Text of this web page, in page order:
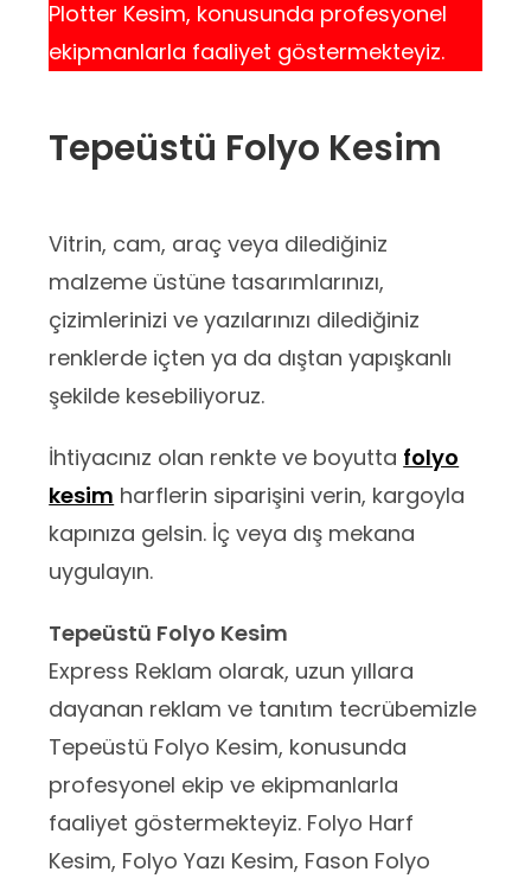
Plotter Kesim, konusunda profesyonel
ekipmanlarla faaliyet göstermekteyiz.
Tepeüstü Folyo Kesim
Vitrin, cam, araç veya dilediğiniz
malzeme üstüne tasarımlarınızı,
çizimlerinizi ve yazılarınızı dilediğiniz
renklerde içten ya da dıştan yapışkanlı
şekilde kesebiliyoruz.
İhtiyacınız olan renkte ve boyutta folyo
kesim harflerin siparişini verin, kargoyla
kapınıza gelsin. İç veya dış mekana
uygulayın.
Tepeüstü Folyo Kesim
Express Reklam olarak, uzun yıllara
dayanan reklam ve tanıtım tecrübemizle
Tepeüstü Folyo Kesim, konusunda
profesyonel ekip ve ekipmanlarla
faaliyet göstermekteyiz. Folyo Harf
Kesim, Folyo Yazı Kesim, Fason Folyo